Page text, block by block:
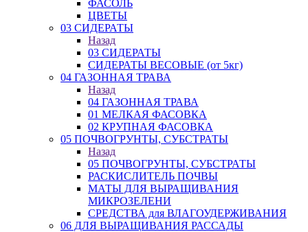
ФАСОЛЬ
ЦВЕТЫ
03 СИДЕРАТЫ
Назад
03 СИДЕРАТЫ
СИДЕРАТЫ ВЕСОВЫЕ (от 5кг)
04 ГАЗОННАЯ ТРАВА
Назад
04 ГАЗОННАЯ ТРАВА
01 МЕЛКАЯ ФАСОВКА
02 КРУПНАЯ ФАСОВКА
05 ПОЧВОГРУНТЫ, СУБСТРАТЫ
Назад
05 ПОЧВОГРУНТЫ, СУБСТРАТЫ
РАСКИСЛИТЕЛЬ ПОЧВЫ
МАТЫ ДЛЯ ВЫРАЩИВАНИЯ
МИКРОЗЕЛЕНИ
СРЕДСТВА для ВЛАГОУДЕРЖИВАНИЯ
06 ДЛЯ ВЫРАЩИВАНИЯ РАССАДЫ